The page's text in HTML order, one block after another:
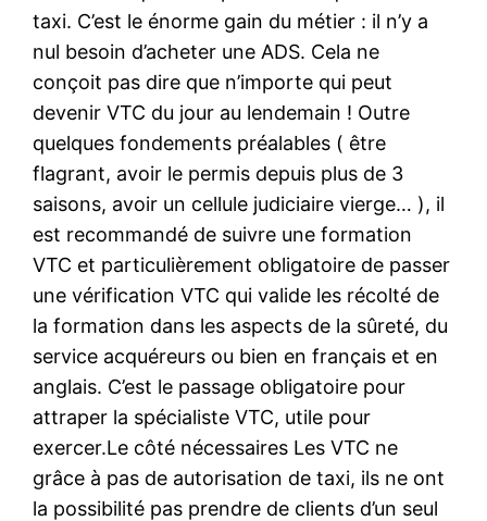
taxi. C’est le énorme gain du métier : il n’y a
nul besoin d’acheter une ADS. Cela ne
conçoit pas dire que n’importe qui peut
devenir VTC du jour au lendemain ! Outre
quelques fondements préalables ( être
flagrant, avoir le permis depuis plus de 3
saisons, avoir un cellule judiciaire vierge… ), il
est recommandé de suivre une formation
VTC et particulièrement obligatoire de passer
une vérification VTC qui valide les récolté de
la formation dans les aspects de la sûreté, du
service acquéreurs ou bien en français et en
anglais. C’est le passage obligatoire pour
attraper la spécialiste VTC, utile pour
exercer.Le côté nécessaires Les VTC ne
grâce à pas de autorisation de taxi, ils ne ont
la possibilité pas prendre de clients d’un seul